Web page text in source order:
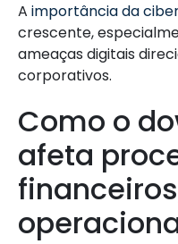
A importância da
crescente,
ameaças digitais
corporativos.
Como o
afeta